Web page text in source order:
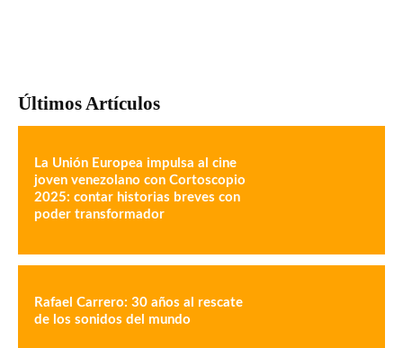
Últimos Artículos
La Unión Europea impulsa al cine
joven venezolano con Cortoscopio
2025: contar historias breves con
poder transformador
Rafael Carrero: 30 años al rescate
de los sonidos del mundo